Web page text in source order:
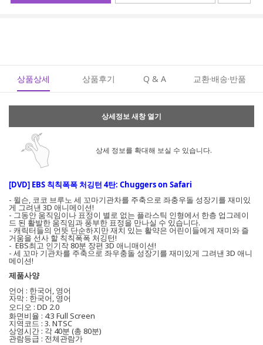
상품상세 상품후기 Q & A 교환·배송·반품
상세정보 새창 열기
상세 정보를 확대해 보실 수 있습니다.
[DVD] EBS 칙칙폭폭 처깅턴 4탄: Chuggers on Safari
- 윌슨, 코코 브루노 세 꼬마기관차를 주축으로 좌충우돌 성장기를 재미있
게 그려낸 3D 애니메이션!
- 그동안 움직임이나 표정이 별로 없는 플라스틱 인형에서 한층 업그레이
드 된 활발한 움직임과 풍부한 표정을 만나실 수 있습니다.
- 캐릭터들의 언뜻 단순하지만 재치 있는 활약은 어린이들에게 재미와 즐
거움을 선사 할 칙칙폭폭 처깅턴!
- EBS최고 인기작 80분 장편 3D 애니매이션!
- 세 꼬마 기관차를 주축으로 좌우충돌 성장기를 재미있게 그려낸 3D 애니
메이션!
제품사양
언어 : 한국어, 영어
자막 : 한국어, 영어
오디오 : DD 2.0
화면비율 : 4:3 Full Screen
지역코드 : 3. NTSC
상영시간 : 각 40분 (총 80분)
관람등급 : 전체관람가